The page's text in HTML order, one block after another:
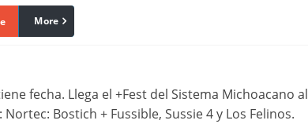
linkedin
More
fecha. Llega el +Fest del Sistema Michoacano al
Bostich + Fussible, Sussie 4 y Los Felinos.